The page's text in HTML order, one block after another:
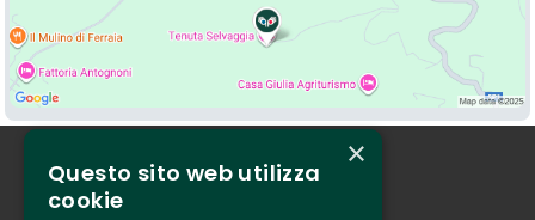
Who we are
×
Questo sito web utilizza
cookie